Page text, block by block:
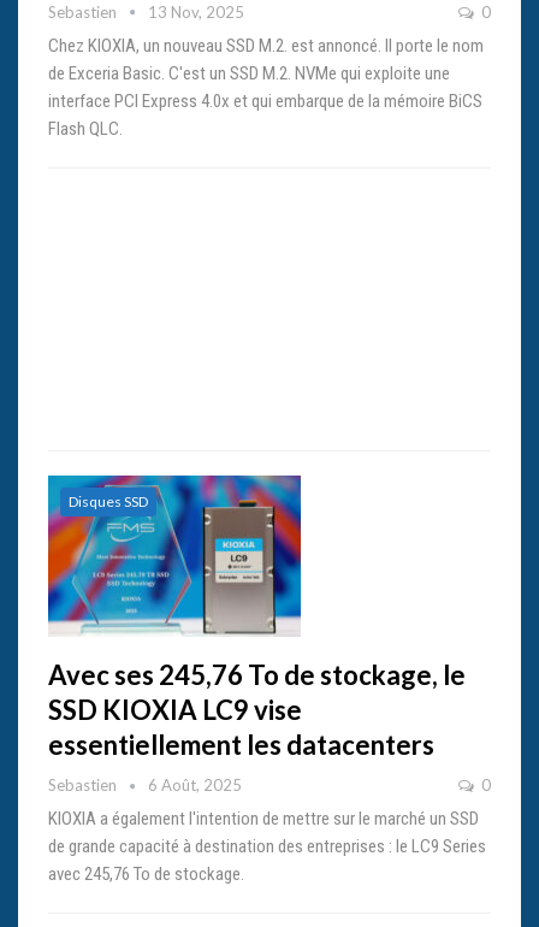
Sebastien 13 Nov, 2025 0
Chez KIOXIA, un nouveau SSD M.2. est annoncé. Il porte le nom
de Exceria Basic. C'est un SSD M.2. NVMe qui exploite une
interface PCI Express 4.0x et qui embarque de la mémoire BiCS
Flash QLC.
Disques SSD
Avec ses 245,76 To de stockage, le
SSD KIOXIA LC9 vise
essentiellement les datacenters
Sebastien 6 Août, 2025 0
KIOXIA a également l'intention de mettre sur le marché un SSD
de grande capacité à destination des entreprises : le LC9 Series
avec 245,76 To de stockage.